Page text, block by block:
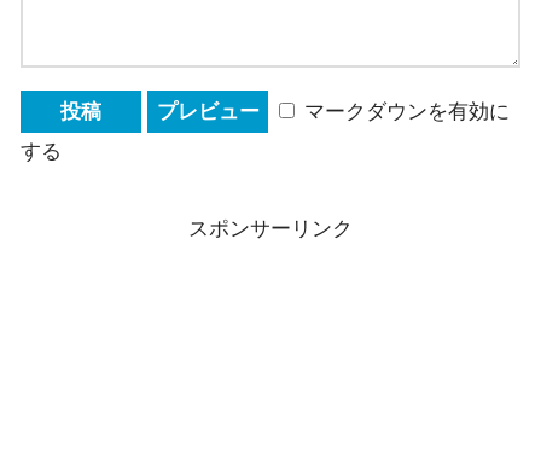
マークダウンを有効に
する
スポンサーリンク